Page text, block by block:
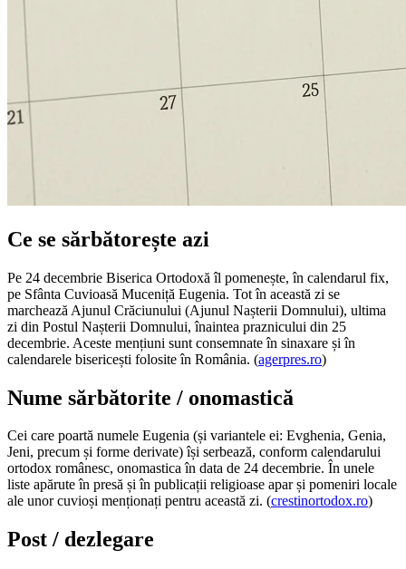
Ce se sărbătorește azi
Pe 24 decembrie Biserica Ortodoxă îl pomenește, în calendarul fix,
pe Sfânta Cuvioasă Muceniță Eugenia. Tot în această zi se
marchează Ajunul Crăciunului (Ajunul Nașterii Domnului), ultima
zi din Postul Nașterii Domnului, înaintea praznicului din 25
decembrie. Aceste mențiuni sunt consemnate în sinaxare și în
calendarele bisericești folosite în România. (agerpres.ro)
Nume sărbătorite / onomastică
Cei care poartă numele Eugenia (și variantele ei: Evghenia, Genia,
Jeni, precum și forme derivate) își serbează, conform calendarului
ortodox românesc, onomastica în data de 24 decembrie. În unele
liste apărute în presă și în publicații religioase apar și pomeniri locale
ale unor cuvioși menționați pentru această zi. (crestinortodox.ro)
Post / dezlegare